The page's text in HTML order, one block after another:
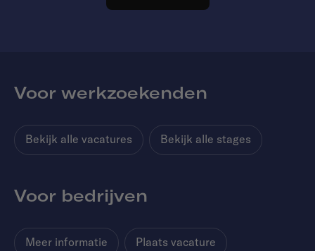
Voor werkzoekenden
Bekijk alle vacatures Bekijk alle stages
Voor bedrijven
Meer informatie Plaats vacature